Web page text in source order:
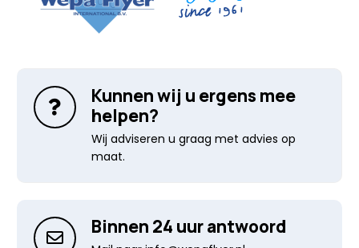
Kunnen wij u ergens mee
helpen?
Wij adviseren u graag met advies op
maat.
Binnen 24 uur antwoord